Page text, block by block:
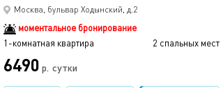
Москва, бульвар Ходынский, д.2
моментальное бронирование
1-комнатная квартира
2 спальных мест
6490 р. сутки